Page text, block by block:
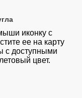
иконку с
ее на карту
с доступными
цвет.